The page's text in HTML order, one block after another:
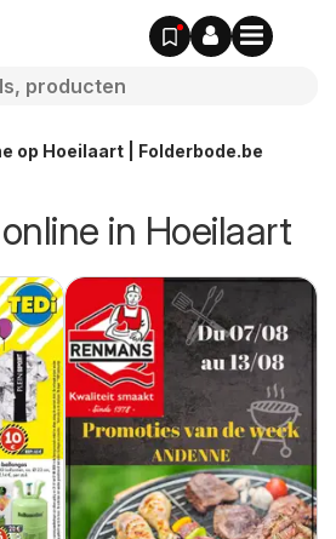
op Hoeilaart | Folderbode.be
in Hoeilaart